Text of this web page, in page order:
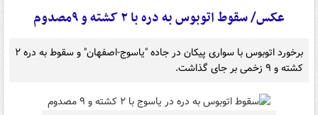
عکس/ سقوط اتوبوس به دره با ۲ کشته و ۹مصدوم
برخورد اتوبوس با سواری پیکان در جاده "یاسوج-اصفهان" و سقوط به دره ۲
کشته و ۹ زخمی بر جای گذاشت.